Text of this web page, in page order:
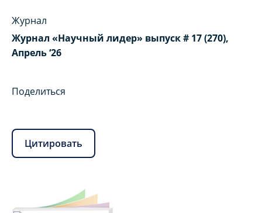
Журнал
Журнал «Научный лидер» выпуск # 17 (270),
Апрель ‘26
Поделиться
Цитировать